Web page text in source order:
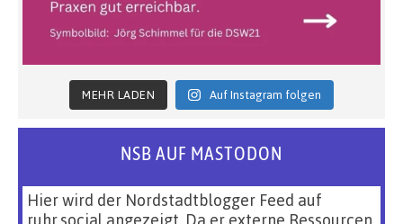
MEHR LADEN Auf Instagram folgen
NSB AUF MASTODON
Hier wird der Nordstadtblogger Feed auf
ruhr.social angezeigt. Da er externe Ressourcen